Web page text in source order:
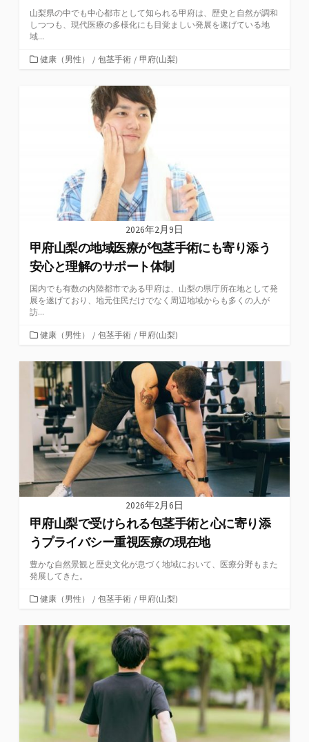
山梨県の中でも中心都市として知られる甲府は、歴史と自然が調和
しつつも、現代医療の多様化にも目覚ましい発展を遂げている地
域...
カ健康（男性） / 包茎手術 / 甲府(山梨)
2026年2月9日
甲府山梨の地域医療が包茎手術にも寄り添う
安心と理解のサポート体制
国内でも有数の内陸都市である甲府は、山梨の県庁所在地として発
展を遂げており、地元住民だけでなく周辺地域からも多くの人が
訪...
カ
ゴ
リ
ー
健康（男性） / 包茎手術 / 甲府(山梨)
2026年2月6日
甲府山梨で受けられる包茎手術と心に寄り添
うプライバシー重視医療の現在地
豊かな自然景観と歴史文化が息づく地域において、医療分野もまた
発展してきた。
カ
ゴ
健康（男性） / 包茎手術 / 甲府(山梨)